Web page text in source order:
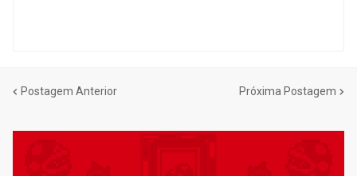
Postagem Anterior Próxima Postagem